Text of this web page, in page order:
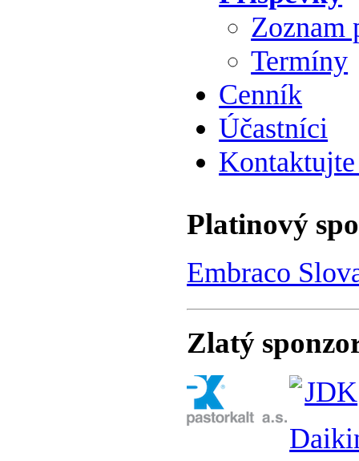
Zoznam
Termíny
Cenník
Účastníci
Kontaktujte
Platinový
Embraco
Zlatý
JDK